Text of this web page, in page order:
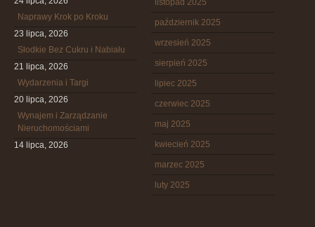
Naprawy Krok po Kroku
23 lipca, 2026
Słodkie Bez Cukru i Nabiału
21 lipca, 2026
Wydarzenia i Targi
20 lipca, 2026
Wynajem i Zarządzanie
Nieruchomościami
14 lipca, 2026
listopad 2025
październik 2025
wrzesień 2025
sierpień 2025
lipiec 2025
czerwiec 2025
maj 2025
kwiecień 2025
marzec 2025
luty 2025